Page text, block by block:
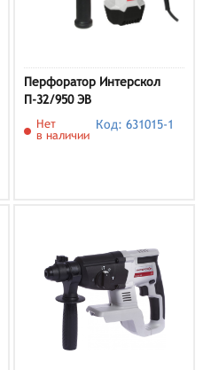
Перфоратор Интерскол
П-32/950 ЭВ
Нет
в наличии
Код: 631015-1